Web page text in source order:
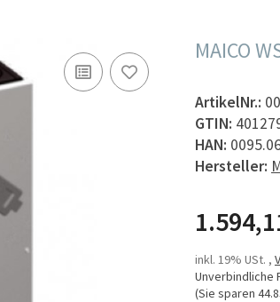
MAICO
ArtikelNr.:
GTIN:
HAN:
Hersteller:
inkl. 19% USt. ,
Unverbindliche
(Sie sparen